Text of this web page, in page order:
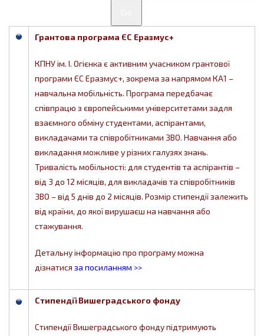
Грантова програма ЄС Еразмус+
КПНУ ім. І. Огієнка є активним учасником грантової
програми ЄС Еразмус+, зокрема за напрямом КА1 –
навчальна мобільність. Програма передбачає
співпрацю з європейськими університетами задля
взаємного обміну студентами, аспірантами,
викладачами та співробітниками ЗВО. Навчання або
викладання можливе у різних галузях знань.
Тривалість мобільності: для студентів та аспірантів –
від 3 до 12 місяців, для викладачів та співробітників
ЗВО – від 5 днів до 2 місяців. Розмір стипендії залежить
від країни, до якої вирушаєш на навчання або
стажування.
Детальну інформацію про програму можна
дізнатися за посиланням >>
Стипендії Вишеградського фонду
Стипендії Вишеградського фонду підтримують